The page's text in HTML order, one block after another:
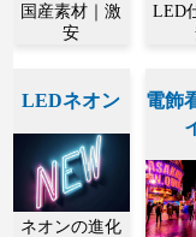
国産素材｜激
安
LED
LEDネオン
ネオンの進化
電飾